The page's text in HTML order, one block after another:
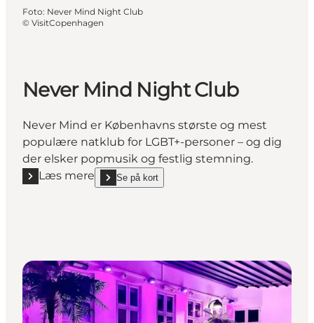
Foto: Never Mind Night Club
© VisitCopenhagen
Never Mind Night Club
Never Mind er Københavns største og mest
populære natklub for LGBT+-personer – og dig
der elsker popmusik og festlig stemning.
Læs mere
Læs mere "Never Mind Night Club"
Se på kort
show Never Mind Night Club on_map